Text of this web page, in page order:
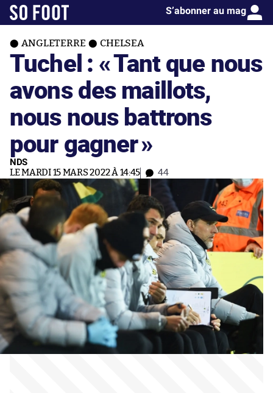
S’abonner au mag
ANGLETERRE CHELSEA
Tuchel : «Tant que nous
avons des maillots,
nous nous battrons
pour gagner»
NDS
LE MARDI 15 MARS 2022 À 14:45 44